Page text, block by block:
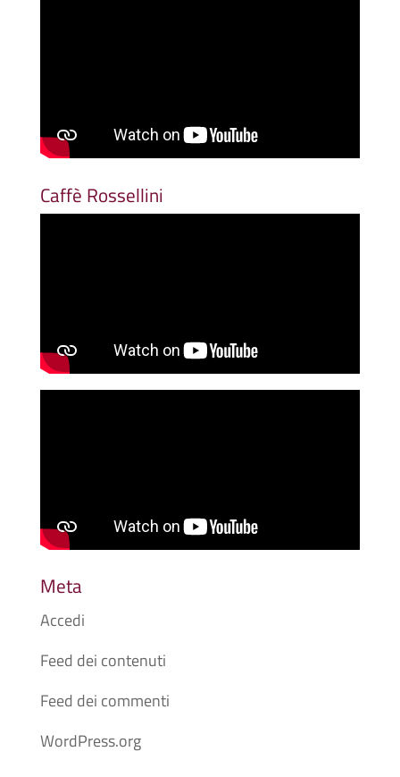
Caffè Rossellini
Meta
Accedi
Feed dei contenuti
Feed dei commenti
WordPress.org